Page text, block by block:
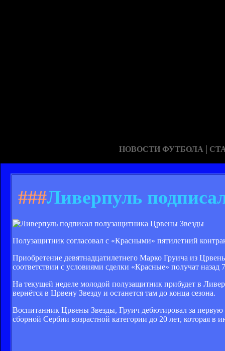
НОВОСТИ ФУТБОЛА |
###Ливерпуль
Полузащитник согласовал с «Красными» пятилетний
Приобретение девятнадцатилетнего Марко Груича из
соответствии с условиями сделки «Красные» получат назад
На текущей неделе молодой полузащитник прибудет в
вернётся в Црвену Звезду и останется там до конца сезона.
Воспитанник Црвены Звезды, Груич дебютировал за первую
сборной Сербии возрастной категории до 20 лет, которая